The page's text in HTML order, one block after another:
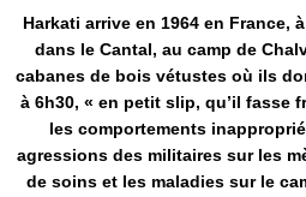
Harkati arrive en 1964 en France,
dans le Cantal, au camp de
cabanes de bois vétustes où ils
à 6h30, « en petit slip, qu’il fasse
les comportements
agressions des militaires sur les
de soins et les maladies sur le